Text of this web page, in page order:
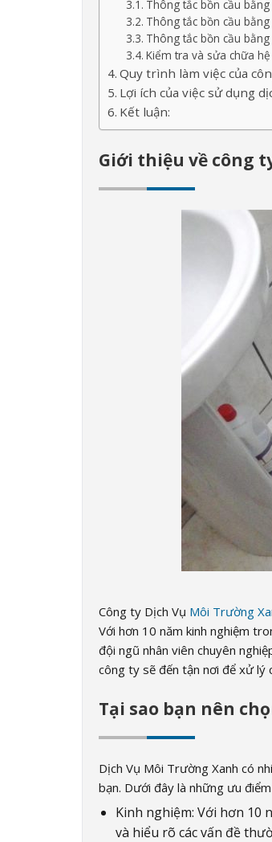
Thông tắc bồn cầu
Thông tắc bồn cầu
Thông tắc bồn cầu
Kiểm tra và sửa chữa
Quy trình làm việc của
Lợi ích của việc sử dụng
Kết luận:
Giới thiệu về công
Công ty Dịch Vụ Môi Trường
Với hơn 10 năm kinh nghiệm
đội ngũ nhân viên chuyên
công ty sẽ đến tận nơi để xử lý
Tại sao bạn nên
Dịch Vụ Môi Trường Xanh có
bạn. Dưới đây là những ưu
Kinh nghiệm: Với hơn
và hiểu rõ các vấn đề